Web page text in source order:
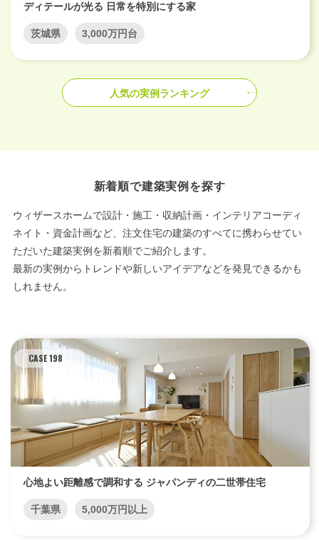
ディテールが光る 日常を特別にする家
茨城県 3,000万円台
人気の実例ランキング
新着順で建築実例を探す
ウィザースホームで設計・施工・収納計画・インテリアコーディ
ネイト・資金計画など、注文住宅の建築のすべてに携わらせてい
ただいた建築実例を新着順でご紹介します。
最新の実例からトレンドや新しいアイデアなどを発見できるかも
しれません。
CASE 198
心地よい距離感で調和する ジャパンディの二世帯住宅
千葉県 5,000万円以上